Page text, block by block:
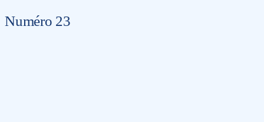
Numéro 23